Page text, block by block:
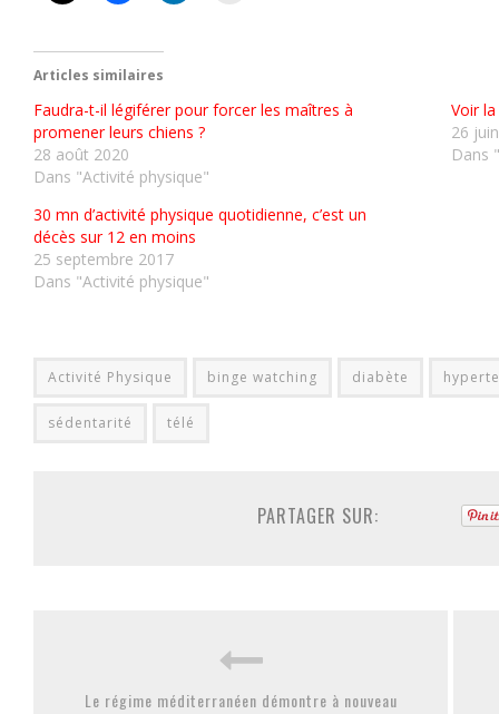
Articles similaires
Faudra-t-il légiférer pour forcer les maîtres à
promener leurs chiens ?
28 août 2020
Dans "Activité physique"
Voir
26
Dans
30 mn d’activité physique quotidienne, c’est un
décès sur 12 en moins
25 septembre 2017
Dans "Activité physique"
Activité Physique binge watching diabète
sédentarité télé
PARTAGER SUR:
Le régime méditerranéen démontre à nouveau